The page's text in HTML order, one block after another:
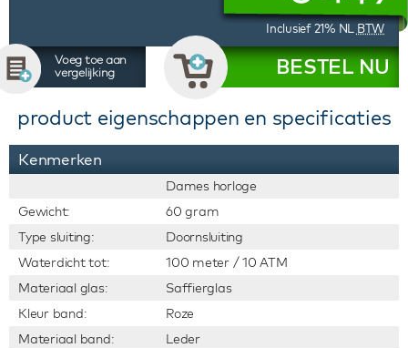
Inclusief 21% NL BTW
Voeg toe aan
vergelijking
BESTEL NU
product eigenschappen en specificaties
Kenmerken
Dames horloge
Gewicht:
60 gram
Type sluiting:
Doornsluiting
Waterdicht tot:
100 meter / 10 ATM
Materiaal glas:
Saffierglas
Kleur band:
Roze
Materiaal band:
Leder